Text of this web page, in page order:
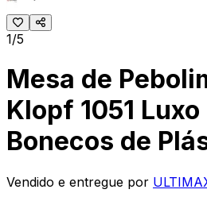
1/5
Mesa de
Klopf 1051
Bonecos de
Vendido e entregue por